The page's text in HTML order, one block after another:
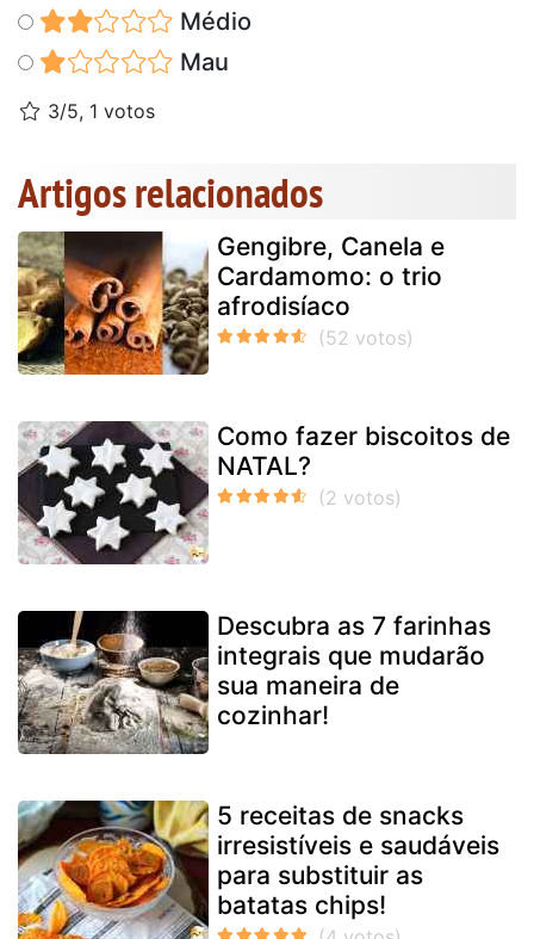
Médio
Mau
3/5, 1 votos
Artigos relacionados
Gengibre, Canela e
Cardamomo: o trio
afrodisíaco
Como fazer biscoitos de
NATAL?
Descubra as 7 farinhas
integrais que mudarão
sua maneira de
cozinhar!
5 receitas de snacks
irresistíveis e saudáveis
para substituir as
batatas chips!